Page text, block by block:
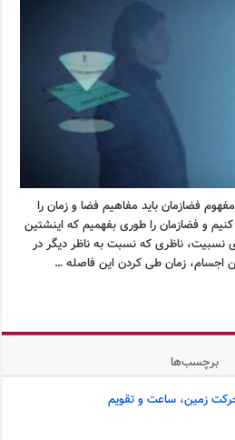
فضازمان باید مفاهیم فضا و زمان را
و فضازمان را طوری بفهمیم که اینشتین
نسبیت، ناظری که نسبت به ناظر دیگر در
اجسام، زمان طی کردن این فاصله …
برچسب‌ها
زمین، ساعت و تقویم